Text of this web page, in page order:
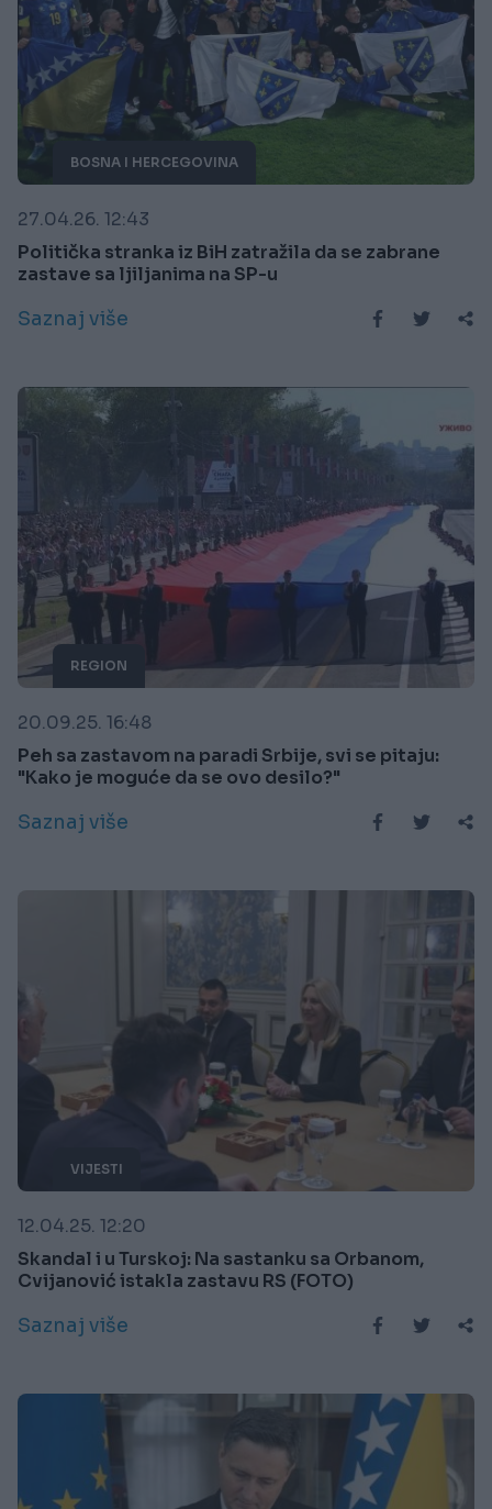
BOSNA I HERCEGOVINA
27.04.26. 12:43
Politička stranka iz BiH zatražila da se zabrane
zastave sa ljiljanima na SP-u
Saznaj više
REGION
20.09.25. 16:48
Peh sa zastavom na paradi Srbije, svi se pitaju:
"Kako je moguće da se ovo desilo?"
Saznaj više
VIJESTI
12.04.25. 12:20
Skandal i u Turskoj: Na sastanku sa Orbanom,
Cvijanović istakla zastavu RS (FOTO)
Saznaj više